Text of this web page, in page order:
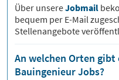
Über unsereJobmail
bequem per E-Mail
Stellenangebote
An welchen Orten
Bauingenieur Jobs?